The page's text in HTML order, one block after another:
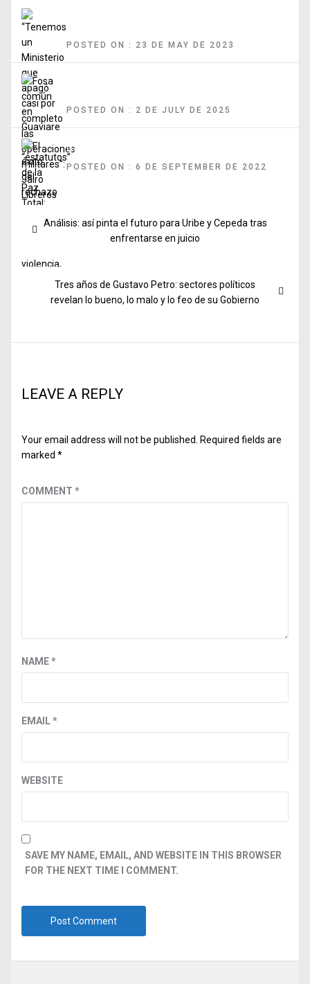
POSTED ON : 23 DE MAY DE 2023
POSTED ON : 2 DE JULY DE 2025
El éxito del rechazo
POSTED ON : 6 DE SEPTEMBER DE 2022
PostPrevious
Análisis: así pinta el futuro para Uribe y Cepeda tras
enfrentarse en juicio
Next
post:
Tres años de Gustavo Petro: sectores políticos
revelan lo bueno, lo malo y lo feo de su Gobierno
LEAVE A REPLY
Your email address will not be published.
Required fields are
marked *
COMMENT *
NAME*
EMAIL*
WEBSITE
SAVE MY NAME, EMAIL, AND WEBSITE IN THIS BROWSER
FOR THE NEXT TIME I COMMENT.